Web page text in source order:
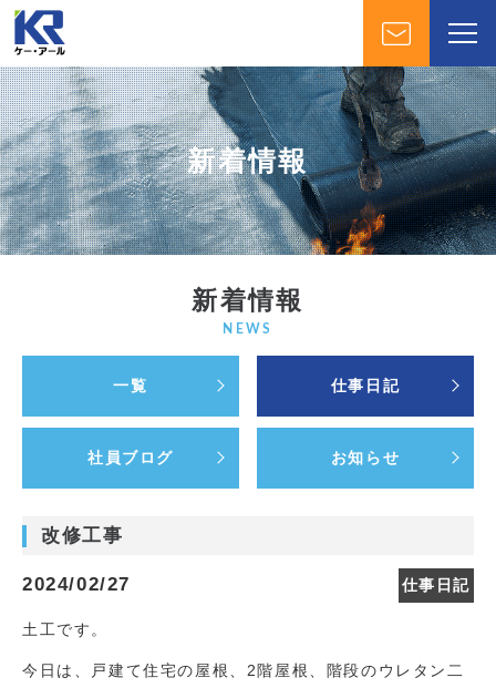
新着情報
新着情報
NEWS
一覧 仕事日記
社員ブログ お知らせ
改修工事
2024/02/27 仕事日記
土工です。
今日は、戸建て住宅の屋根、2階屋根、階段のウレタン二